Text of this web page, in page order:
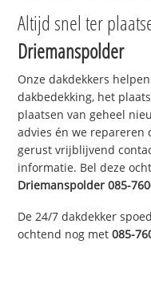
Altijd snel ter
Driemanspolder
Onze dakdekkers
dakbedekking, het
plaatsen van geheel
advies én we repareren
gerust vrijblijvend
informatie. Bel deze
Driemanspolder 085-
De 24/7 dakdekker
ochtend nog met085-